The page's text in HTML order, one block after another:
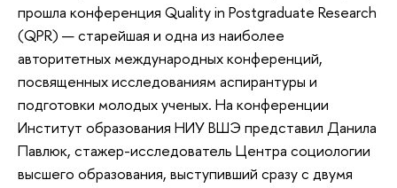
прошла конференция Quality in Postgraduate Research
(QPR) — старейшая и одна из наиболее
авторитетных международных конференций,
посвященных исследованиям аспирантуры и
подготовки молодых ученых. На конференции
Институт образования НИУ ВШЭ представил Данила
Павлюк, стажер-исследователь Центра социологии
высшего образования, выступивший сразу с двумя